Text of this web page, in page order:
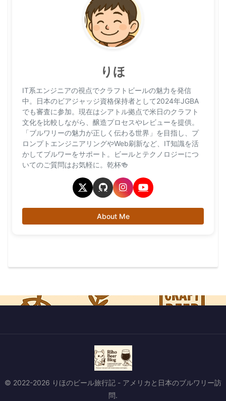
りほ
IT系エンジニアの視点でクラフトビールの魅力を発信
中。日本のビアジャッジ資格保持者として2024年JGBA
でも審査に参加。現在はシアトル拠点で米日のクラフト
文化を比較しながら、醸造プロセスやレビューを提供。
「ブルワリーの魅力が正しく伝わる世界」を目指し、プ
ロンプトエンジニアリングやWeb刷新など、IT知識を活
かしてブルワーをサポート。ビールとテクノロジーにつ
いてのご質問はお気軽に。乾杯🍻
About Me
© 2022-2026 りほのビール旅行記 - アメリカと日本のブルワリー訪
問.